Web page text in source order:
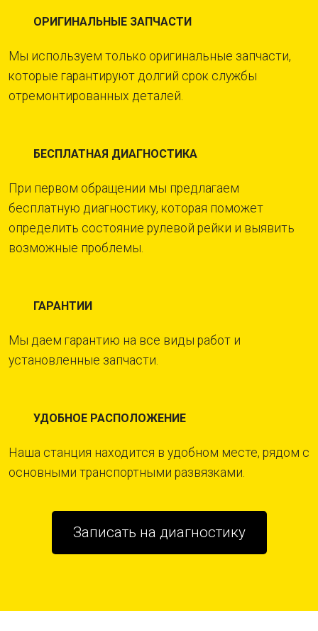
ОРИГИНАЛЬНЫЕ ЗАПЧАСТИ
Мы используем только оригинальные запчасти,
которые гарантируют долгий срок службы
отремонтированных деталей.
БЕСПЛАТНАЯ ДИАГНОСТИКА
При первом обращении мы предлагаем
бесплатную диагностику, которая поможет
определить состояние рулевой рейки и выявить
возможные проблемы.
ГАРАНТИИ
Мы даем гарантию на все виды работ и
установленные запчасти.
УДОБНОЕ РАСПОЛОЖЕНИЕ
Наша станция находится в удобном месте, рядом с
основными транспортными развязками.
Записать на диагностику